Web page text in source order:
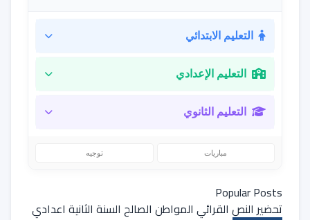
التعليم الابتدائي
التعليم الإعدادي
التعليم الثانوي
مباريات توجيه
Popular Posts
تحضير النص القرائي المواطن الصالح السنة الثانية اعدادي